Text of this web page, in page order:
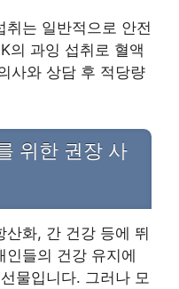
취는 일반적으로 안전
의 과잉 섭취로 혈액
사와 상담 후 적당량
위한 권장 사
산화, 간 건강 등에 뛰
인들의 건강 유지에
물입니다. 그러나 모